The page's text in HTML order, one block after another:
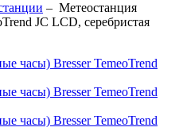
– Метеостанция
JC LCD, серебристая